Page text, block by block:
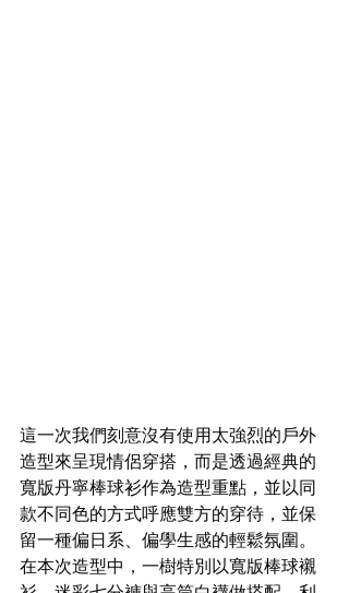
這一次我們刻意沒有使用太強烈的戶外
造型來呈現情侶穿搭，而是透過經典的
寬版丹寧棒球衫作為造型重點，並以同
款不同色的方式呼應雙方的穿待，並保
留一種偏日系、偏學生感的輕鬆氛圍。
在本次造型中，一樹特別以寬版棒球襯